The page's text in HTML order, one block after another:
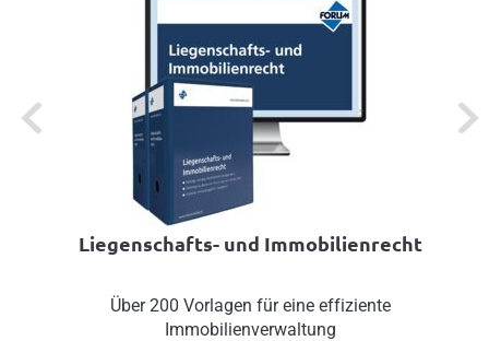
Previous Next
Liegenschafts- und Immobilienrecht
Über 200 Vorlagen für eine effiziente
Immobilienverwaltung